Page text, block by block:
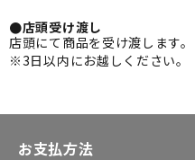
●店頭受け渡し
店頭にて商品を受け渡します。
※3日以内にお越しください。
お支払方法